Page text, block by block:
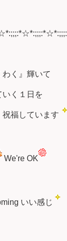
く』輝いて
いく１日を
福しています
We're OK
いい感じ